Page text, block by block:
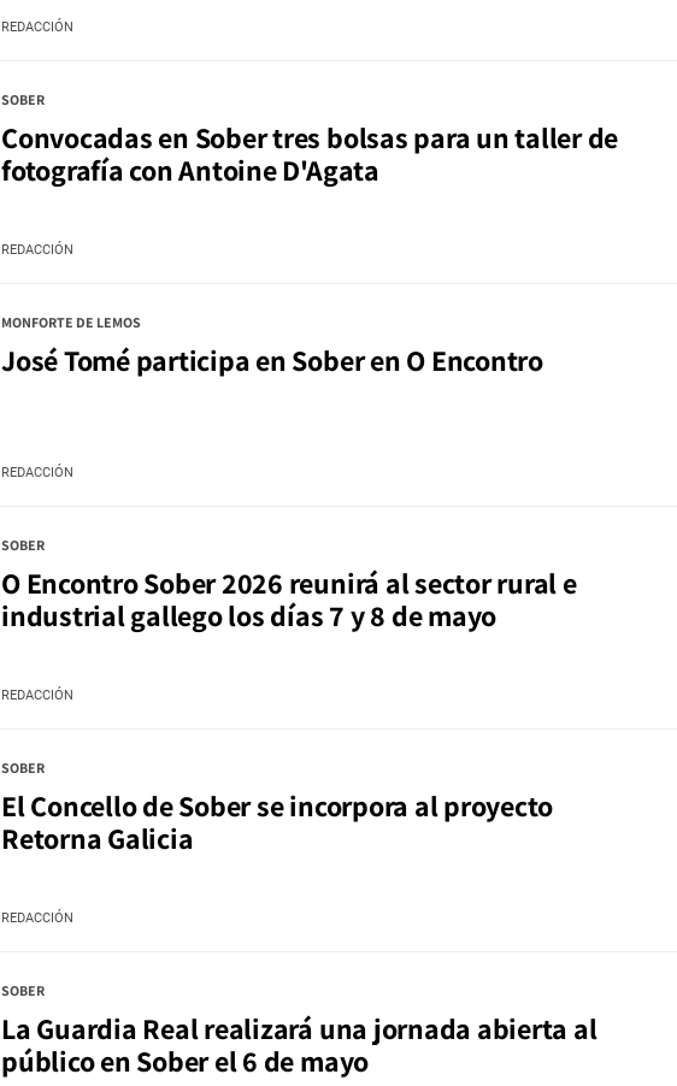
REDACCIÓN
SOBER
Convocadas en Sober tres bolsas para un taller de
fotografía con Antoine D'Agata
REDACCIÓN
MONFORTE DE LEMOS
José Tomé participa en Sober en O Encontro
REDACCIÓN
SOBER
O Encontro Sober 2026 reunirá al sector rural e
industrial gallego los días 7 y 8 de mayo
REDACCIÓN
SOBER
El Concello de Sober se incorpora al proyecto
Retorna Galicia
REDACCIÓN
SOBER
La Guardia Real realizará una jornada abierta al
público en Sober el 6 de mayo